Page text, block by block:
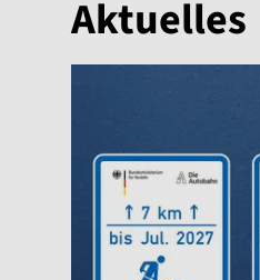
Aktuelles